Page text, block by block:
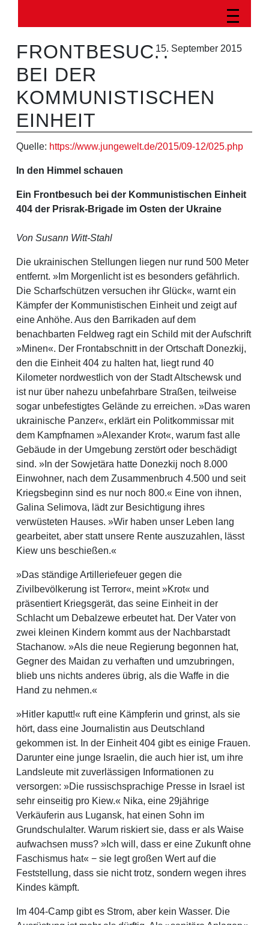
15. September 2015
FRONTBESUCH
BEI DER
KOMMUNISTISCHEN
EINHEIT
Quelle: https://www.jungewelt.de/2015/09-12/025.php
In den Himmel schauen
Ein Frontbesuch bei der Kommunistischen Einheit
404 der Prisrak-Brigade im Osten der Ukraine
Von Susann Witt-Stahl
Die ukrainischen Stellungen liegen nur rund 500 Meter
entfernt. »Im Morgenlicht ist es besonders gefährlich.
Die Scharfschützen versuchen ihr Glück«, warnt ein
Kämpfer der Kommunistischen Einheit und zeigt auf
eine Anhöhe. Aus den Barrikaden auf dem
benachbarten Feldweg ragt ein Schild mit der Aufschrift
»Minen«. Der Frontabschnitt in der Ortschaft Donezkij,
den die Einheit 404 zu halten hat, liegt rund 40
Kilometer nordwestlich von der Stadt Altschewsk und
ist nur über nahezu unbefahrbare Straßen, teilweise
sogar unbefestigtes Gelände zu erreichen. »Das waren
ukrainische Panzer«, erklärt ein Politkommissar mit
dem Kampfnamen »Alexander Krot«, warum fast alle
Gebäude in der Umgebung zerstört oder beschädigt
sind. »In der Sowjetära hatte Donezkij noch 8.000
Einwohner, nach dem Zusammenbruch 4.500 und seit
Kriegsbeginn sind es nur noch 800.« Eine von ihnen,
Galina Selimova, lädt zur Besichtigung ihres
verwüsteten Hauses. »Wir haben unser Leben lang
gearbeitet, aber statt unsere Rente auszuzahlen, lässt
Kiew uns beschießen.«
»Das ständige Artilleriefeuer gegen die
Zivilbevölkerung ist Terror«, meint »Krot« und
präsentiert Kriegsgerät, das seine Einheit in der
Schlacht um Debalzewe erbeutet hat. Der Vater von
zwei kleinen Kindern kommt aus der Nachbarstadt
Stachanow. »Als die neue Regierung begonnen hat,
Gegner des Maidan zu verhaften und umzubringen,
blieb uns nichts anderes übrig, als die Waffe in die
Hand zu nehmen.«
»Hitler kaputt!« ruft eine Kämpferin und grinst, als sie
hört, dass eine Journalistin aus Deutschland
gekommen ist. In der Einheit 404 gibt es einige Frauen.
Darunter eine junge Israelin, die auch hier ist, um ihre
Landsleute mit zuverlässigen Informationen zu
versorgen: »Die russischsprachige Presse in Israel ist
sehr einseitig pro Kiew.« Nika, eine 29jährige
Verkäuferin aus Lugansk, hat einen Sohn im
Grundschulalter. Warum riskiert sie, dass er als Waise
aufwachsen muss? »Ich will, dass er eine Zukunft ohne
Faschismus hat« − sie legt großen Wert auf die
Feststellung, dass sie nicht trotz, sondern wegen ihres
Kindes kämpft.
Im 404-Camp gibt es Strom, aber kein Wasser. Die